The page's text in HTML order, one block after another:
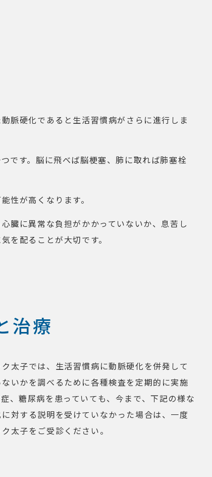
脈硬化であると生活習慣病がさらに進行しま
です。脳に飛べば脳梗塞、肺に取れば肺塞栓
性が高くなります。
臓に異常な負担がかかっていないか、息苦し
を配ることが大切です。
治療
太子では、生活習慣病に動脈硬化を併発して
いかを調べるために各種検査を定期的に実施
、糖尿病を患っていても、今まで、下記の様な
対する説明を受けていなかった場合は、一度
太子をご受診ください。